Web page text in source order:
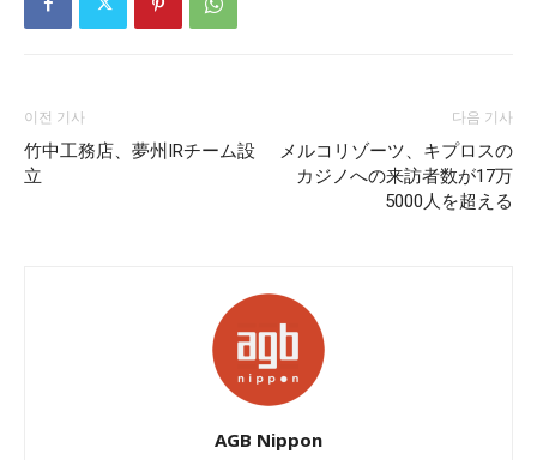
이전 기사
竹中工務店、夢州IRチーム設
立
다음 기사
メルコリゾーツ、キプロスの
カジノへの来訪者数が17万
5000人を超える
AGB Nippon